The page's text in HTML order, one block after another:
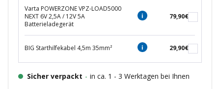
Varta POWERZONE VPZ-LOAD5000
NEXT 6V 2,5A / 12V 5A
Batterieladegerät
79,90€
BIG Starthilfekabel 4,5m 35mm² 29,90€
Sicher verpackt - in ca. 1 - 3 Werktagen bei Ihnen